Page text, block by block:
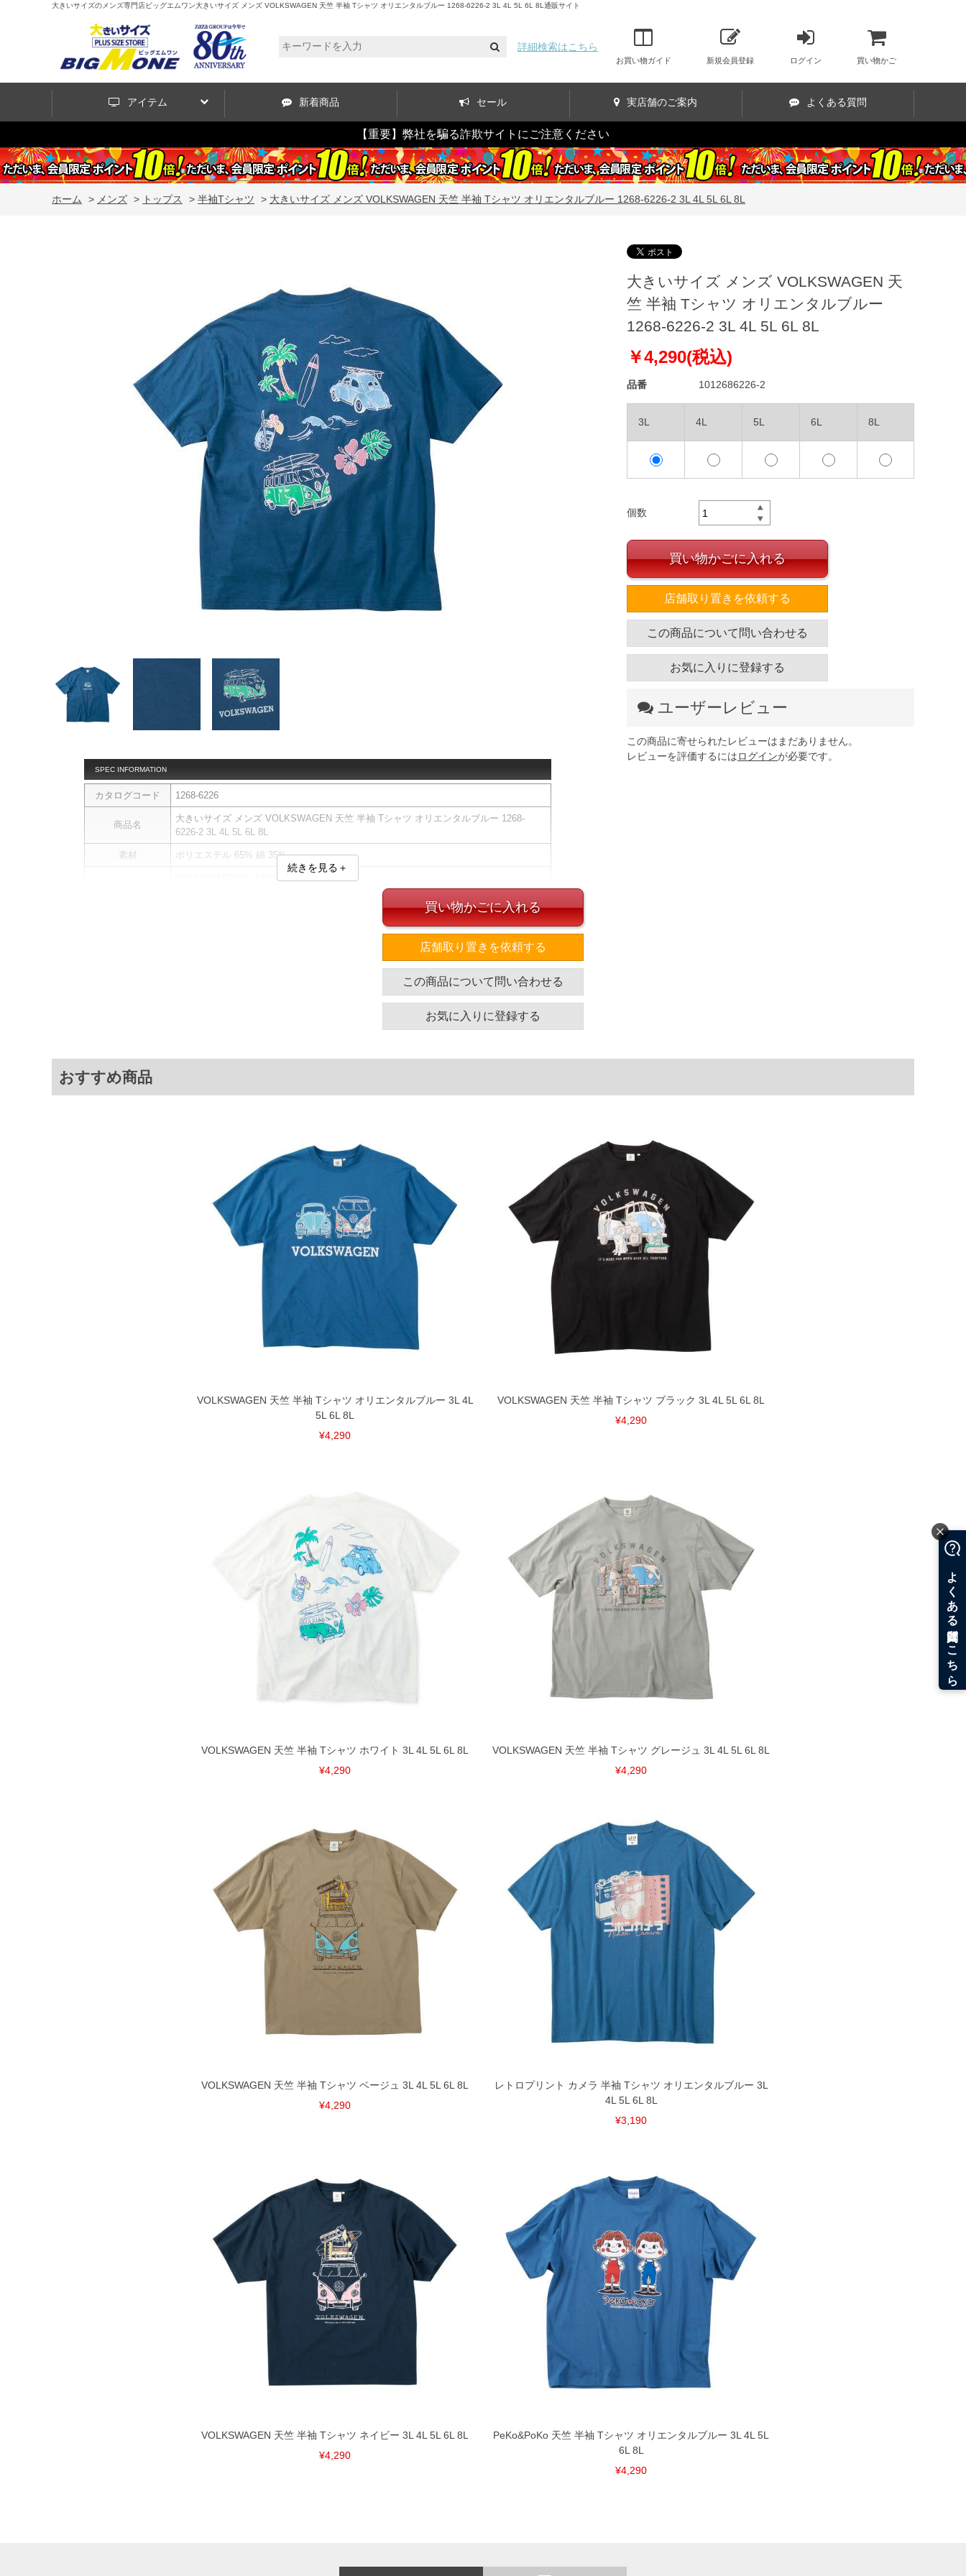
大きいサイズのメンズ専門店ビッグエムワン大きいサイズ メンズ VOLKSWAGEN 天竺 半袖 Tシャツ オリエンタルブルー 1268-6226-2 3L 4L 5L 6L 8L通販サイト
詳細検索はこちら
お買い物ガイド 新規会員登録 ログイン 買い物かご
アイテム 新着商品 セール 実店舗のご案内 よくある質問
【重要】弊社を騙る詐欺サイトにご注意ください
ホーム > メンズ > トップス > 半袖Tシャツ > 大きいサイズ メンズ VOLKSWAGEN 天竺 半袖 Tシャツ オリエンタルブルー 1268-6226-2 3L 4L 5L 6L 8L
SPEC INFORMATION
カタログコード 1268-6226
商品名
大きいサイズ メンズ VOLKSWAGEN 天竺 半袖 Tシャツ オリエンタルブルー 1268-
6226-2 3L 4L 5L 6L 8L
素材 ポリエステル 65% 綿 35%
VOLKSWAGENの天竺半袖Tシャツです。
ワーゲンの名車とアクティビティあふれるグラフィックプリントが目を引くアイテム。
裾周り 肩幅 袖丈
58 24
60 25
62 26
8L
単位はcm
※上記サイズが実際の商品に付いているタグのサイズ表記と異なる場合があります。お取り
扱い前に商品付属タグの記載もご確認下さい。
※当店での掲載商品は、実店鋪と在庫を共用しておりますので店頭での売り違い、店舗から
のお取り寄せ等により、お客様にご迷惑をお掛けしてしまう場合がございます。そのような
ことがない様最大限に努めておりますが、もしあった場合速やかにご連絡させて頂きますの
で予めご了承ください。
※【ボトムの裾上げをご希望の場合】
裾上げ料金は500円+税となります。
備考欄に股下●cmとご記入下さい。（裾上げ無料対象商品は1本につき税込6,000円以上の品
が対象。1本5,999円以下の商品は有料（500円+税）となります。）
出荷まで約1週間～20日間程お時間を頂く場合がございます。
尚、裾上げした商品は返品・交換不可となりますので、予めご了承下さい。
一部、お直しに対応出来ない商品がございます。(例：裾にファスナーや調節ひもが付いて
いる、極端なデザインが施されている等)
下着(肌着)やワイシャツは商品の性質上、返品交換不可とさせて頂いております。予めご了
承くださいませ。
続きを見る＋
大きいサイズ メンズ VOLKSWAGEN 天
竺 半袖 Tシャツ オリエンタルブルー
1268-6226-2 3L 4L 5L 6L 8L
￥4,290(税込)
品番 1012686226-2
3L 4L 5L 6L 8L
個数
買い物かごに入れる
店舗取り置きを依頼する
この商品について問い合わせる
お気に入りに登録する
ユーザーレビュー
この商品に寄せられたレビューはまだありません。
レビューを評価するにはログインが必要です。
買い物かごに入れる
店舗取り置きを依頼する
この商品について問い合わせる
お気に入りに登録する
おすすめ商品
VOLKSWAGEN 天竺 半袖 Tシャツ オリエンタルブルー 3L 4L
5L 6L 8L
¥4,290
VOLKSWAGEN 天竺 半袖 Tシャツ ブラック 3L 4L 5L 6L 8L
¥4,290
VOLKSWAGEN 天竺 半袖 Tシャツ ホワイト 3L 4L 5L 6L 8L
¥4,290
VOLKSWAGEN 天竺 半袖 Tシャツ グレージュ 3L 4L 5L 6L 8L
¥4,290
VOLKSWAGEN 天竺 半袖 Tシャツ ベージュ 3L 4L 5L 6L 8L
¥4,290
レトロプリント カメラ 半袖 Tシャツ オリエンタルブルー 3L
4L 5L 6L 8L
¥3,190
VOLKSWAGEN 天竺 半袖 Tシャツ ネイビー 3L 4L 5L 6L 8L
¥4,290
PeKo&PoKo 天竺 半袖 Tシャツ オリエンタルブルー 3L 4L 5L
6L 8L
¥4,290